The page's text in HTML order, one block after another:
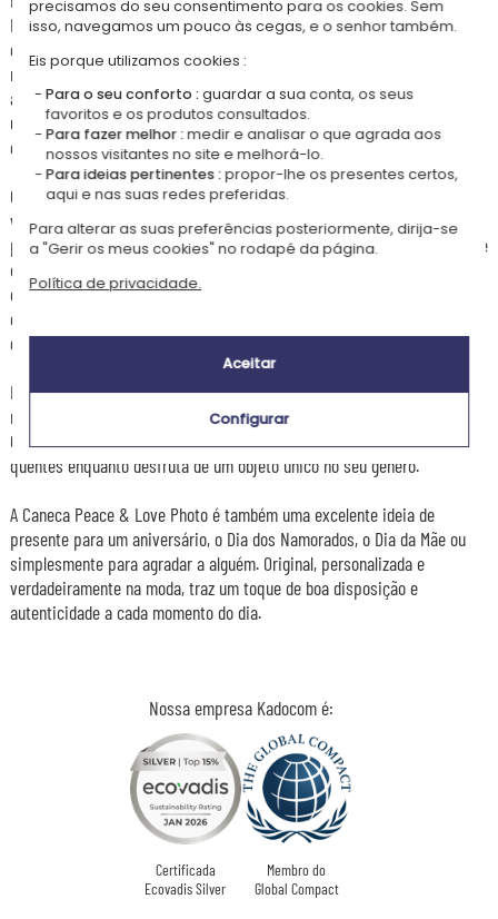
Nossa empresa Kadocom é:
Certificada
Ecovadis Silver
Membro do
Global Compact
Peace & Love Photo personalizada. Simultaneamente design, na moda e
cheia de emoção, esta caneca seduz pelo seu estilo moderno inspirado
no universo «Peace & Love», revisitado com um toque pessoal único :
a sua própria foto. Graças a esta personalização, cada caneca torna-se
um objeto decorativo original que a acompanha nas suas pausas para
café, chá ou chocolate quente.
O seu visual contemporâneo, que combina símbolos positivos com a
valorização da sua imagem, torna-a num acessório tão estético quanto
prático. Quer seja para imortalizar um momento em família, uma foto de
casal, uma lembrança entre amigos ou um instante marcante, esta
caneca transforma os seus momentos preferidos num presente do
quotidiano. A personalização com foto permite criar uma peça única
que reflete a sua personalidade e as suas emoções.
Fabricada em cerâmica de qualidade, oferece uma excelente
resistência das cores e uma impressão nítida para valorizar a sua foto.
O seu formato confortável é ideal para saborear todas as suas bebidas
quentes enquanto desfruta de um objeto único no seu género.
A Caneca Peace & Love Photo é também uma excelente ideia de
presente para um aniversário, o Dia dos Namorados, o Dia da Mãe ou
simplesmente para agradar a alguém. Original, personalizada e
verdadeiramente na moda, traz um toque de boa disposição e
autenticidade a cada momento do dia.
precisamos do seu consentimento para os cookies. Sem
isso, navegamos um pouco às cegas, e o senhor também.
Eis porque utilizamos cookies :
Para o seu conforto : guardar a sua conta, os seus
favoritos e os produtos consultados.
Para fazer melhor :medir e analisar o que agrada aos
nossos visitantes no site e melhorá-lo.
Para ideias pertinentes :propor-lhe os presentes certos,
aqui e nas suas redes preferidas.
Para alterar as suas preferências posteriormente, dirija-se
a "Gerir os meus cookies" no rodapé da página.
Política de privacidade.
Aceitar
Configurar